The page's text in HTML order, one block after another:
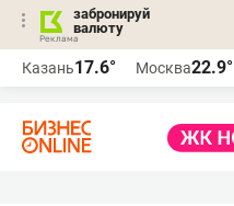
забронируй
валюту
Казань17.6° Москва22.9°